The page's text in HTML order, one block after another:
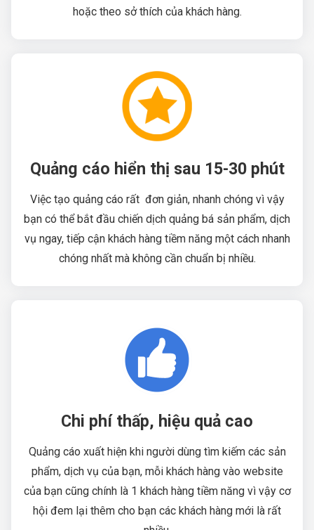
hoặc theo sở thích của khách hàng.
Quảng cáo hiển thị sau 15-30 phút
Việc tạo quảng cáo rất đơn giản, nhanh chóng vì vậy
bạn có thể bắt đầu chiến dịch quảng bá sản phẩm, dịch
vụ ngay, tiếp cận khách hàng tiềm năng một cách nhanh
chóng nhất mà không cần chuẩn bị nhiều.
Chi phí thấp, hiệu quả cao
Quảng cáo xuất hiện khi người dùng tìm kiếm các sản
phẩm, dịch vụ của bạn, mỗi khách hàng vào website
của bạn cũng chính là 1 khách hàng tiềm năng vì vậy cơ
hội đem lại thêm cho bạn các khách hàng mới là rất